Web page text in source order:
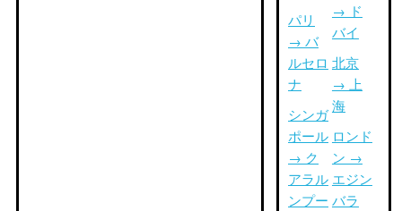
パリ
→ バ
ルセロ
ナ
シンガ
ポール
→ ク
アラル
ンプー
→ ド
バイ
北京
→ 上
海
ロンド
ン →
エジン
バラ